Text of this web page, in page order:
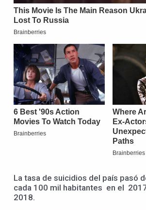
La tasa de suicidios del país pasó
cada 100 mil habitantes en el
2018.